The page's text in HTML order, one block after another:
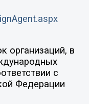
организаций, в
с
Федерации